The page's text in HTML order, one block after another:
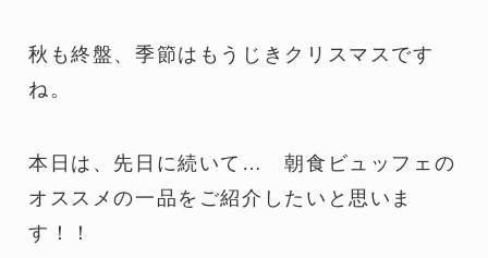
秋も終盤、季節はもうじきクリスマスです
ね。
本日は、先日に続いて… 朝食ビュッフェの
オススメの一品をご紹介したいと思いま
す！！